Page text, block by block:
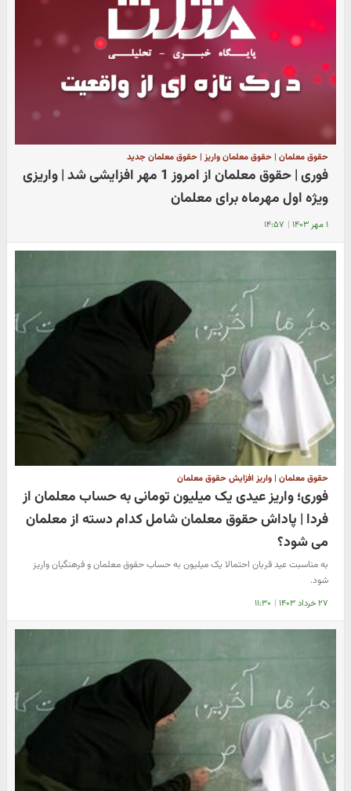
حقوق معلمان | حقوق معلمان واریز | حقوق معلمان جدید
فوری | حقوق معلمان از امروز 1 مهر افزایشی شد | واریزی
ویژه اول مهرماه برای معلمان
۱ مهر ۱۴۰۳ | ۱۴:۵۷
حقوق معلمان | واریز افزایش حقوق معلمان
فوری؛ واریز عیدی یک میلیون تومانی به حساب معلمان از
فردا | پاداش حقوق معلمان شامل کدام دسته از معلمان
می شود؟
به مناسبت عید قربان احتمالا یک میلیون به حساب حقوق معلمان و فرهنگیان واریز
شود.
۲۷ خرداد ۱۴۰۳ | ۱۱:۳۰